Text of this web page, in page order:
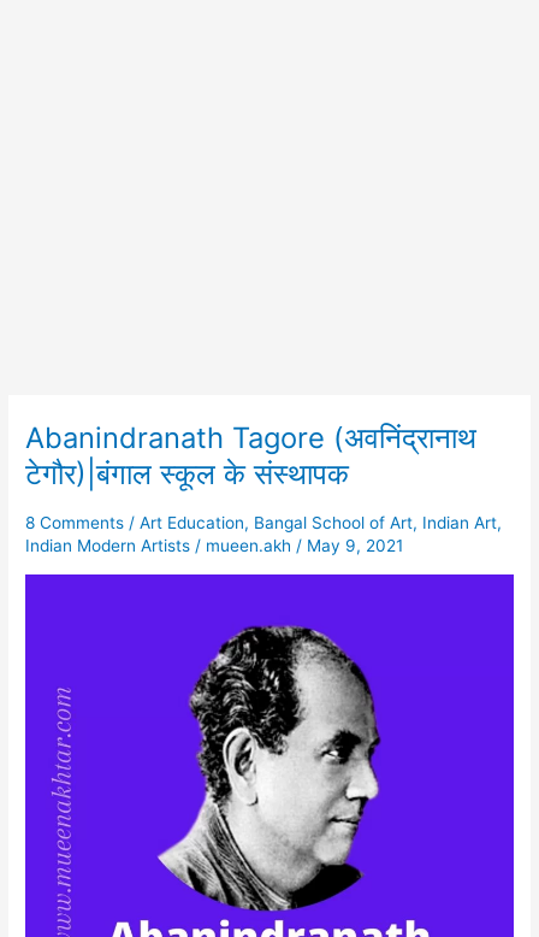
Abanindranath Tagore (अवनिंद्रानाथ
टेगौर)|बंगाल स्कूल के संस्थापक
8 Comments /Art Education, Bangal School of Art, Indian Art,
Indian Modern Artists / mueen.akh/ May 9, 2021
Abanindranath
Tagore
(अवनिंद्रानाथ
बंगाल